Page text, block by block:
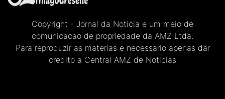
Copyright - Jornal da Noticia e um meio de
comunicacao de propriedade da AMZ Ltda.
Para reproduzir as materias e necessario apenas dar
credito a Central AMZ de Noticias